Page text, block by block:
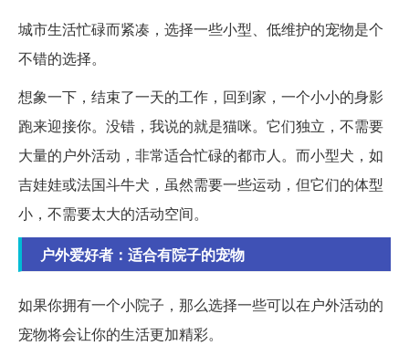
城市生活忙碌而紧凑，选择一些小型、低维护的宠物是个
不错的选择。
想象一下，结束了一天的工作，回到家，一个小小的身影
跑来迎接你。没错，我说的就是猫咪。它们独立，不需要
大量的户外活动，非常适合忙碌的都市人。而小型犬，如
吉娃娃或法国斗牛犬，虽然需要一些运动，但它们的体型
小，不需要太大的活动空间。
户外爱好者：适合有院子的宠物
如果你拥有一个小院子，那么选择一些可以在户外活动的
宠物将会让你的生活更加精彩。